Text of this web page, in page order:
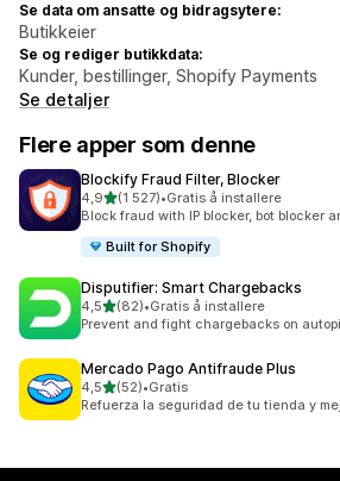
Se data om ansatte og bidragsytere:
Butikkeier
Se og rediger butikkdata:
Kunder, bestillinger, Shopify Payments
Se detaljer
Flere apper som denne
Blockify Fraud Filter, Blocker
4,9av 5 stjerner
(1 527)
Totalt 1527 omtaler
•Gratis å installere
Block fraud with IP blocker, bot blocker
Built for Shopify
Disputifier: Smart Chargebacks
4,5av 5 stjerner
(82)
Totalt 82 omtaler
•Gratis å installere
Prevent and fight chargebacks on
Mercado Pago Antifraude Plus
4,5av 5 stjerner
(52)
Totalt 52 omtaler
•Gratis
Refuerza la seguridad de tu tienda y